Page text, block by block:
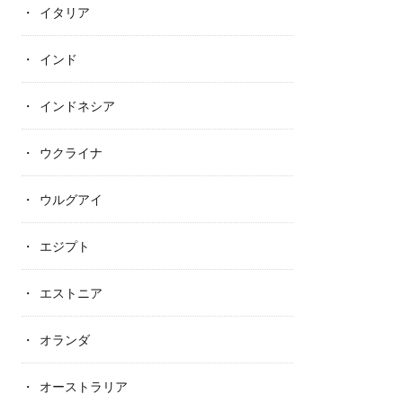
イタリア
インド
インドネシア
ウクライナ
ウルグアイ
エジプト
エストニア
オランダ
オーストラリア